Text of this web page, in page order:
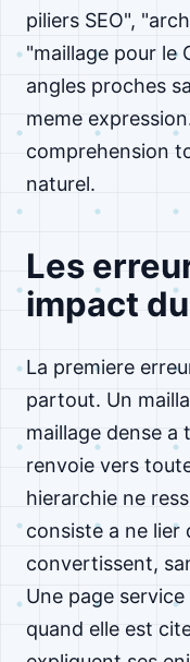
piliers SEO",
"maillage pour le
angles proches
meme
comprehension
naturel.
Les
impact
La premiere
partout. Un
maillage dense a
renvoie vers
hierarchie ne
consiste a ne lier
convertissent,
Une page
quand elle est